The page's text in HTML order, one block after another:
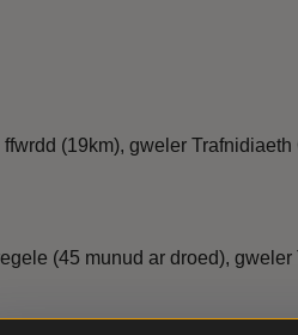
(19km), gweler Trafnidiaeth
(45 munud ar droed), gweler